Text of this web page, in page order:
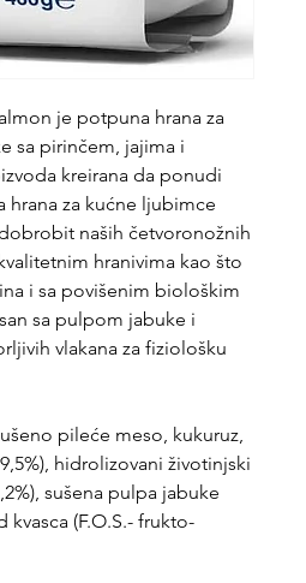
je potpuna hrana za
sa pirinčem, jajima i
kreirana da ponudi
hrana za kućne ljubimce
naših četvoronožnih
hranivima kao što
i sa povišenim biološkim
sa pulpom jabuke i
vlakana za fiziološku
pileće meso, kukuruz,
hidrolizovani životinjski
sušena pulpa jabuke
(F.O.S.- frukto-